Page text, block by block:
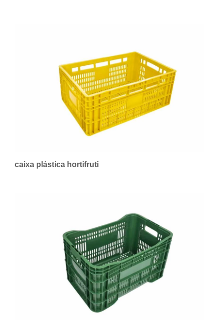
caixa plástica hortifruti